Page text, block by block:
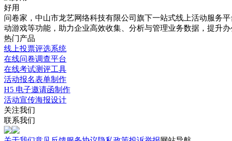
研
免
费
模
板
详
情
介
绍
态
学
院
培
训
考
核
-
题
好用
问卷家，中山市龙艺网络科技有限公司旗下一站式线上活动服务
动游戏等功能，助力企业高效收集、分析与管理业务数据，提升
热门产品
线上投票评选系统
在线问卷调查平台
在线考试测评工具
活动报名表单制作
H5 电子邀请函制作
活动宣传海报设计
关注我们
联系我们